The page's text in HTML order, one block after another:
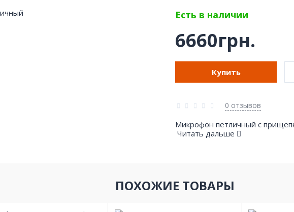
Есть в наличии
6660грн.
Купить
0 отзывов
Микрофон петличный с
Читать дальше
ПОХОЖИЕ ТОВАРЫ